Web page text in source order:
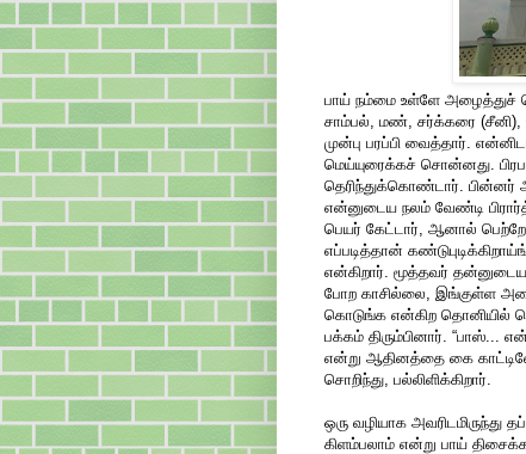
பாய் நம்மை உள்ளே அழைத்துச்
சாம்பல், மண், சர்க்கரை
முன்பு பரப்பி வைத்தார்.
மெய்யுரைக்கச் சொன்னது.
தெரிந்துக்கொண்டார். பின்னர்
என்னுடைய நலம் வேண்டி
பெயர் கேட்டார், ஆனால்
எப்படித்தான்
என்கிறார். மூத்தவர்
போற காசில்லை, இங்குள்ள
கொடுங்க என்கிற தொனியில்
பக்கம் திரும்பினார். “பாஸ்...
என்று ஆதினத்தை கை
சொறிந்து, பல்லிளிக்கிறார்.
ஒரு வழியாக அவரிடமிருந்து
கிளம்பலாம் என்று பாய்